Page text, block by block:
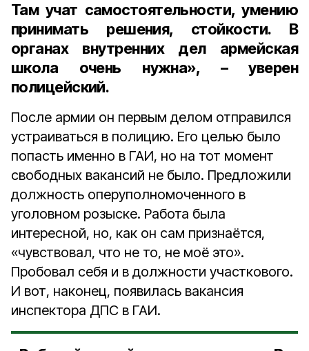
Там учат самостоятельности, умению
принимать решения, стойкости. В
органах внутренних дел армейская
школа очень нужна», – уверен
полицейский.
После армии он первым делом отправился
устраиваться в полицию. Его целью было
попасть именно в ГАИ, но на тот момент
свободных вакансий не было. Предложили
должность оперуполномоченного в
уголовном розыске. Работа была
интересной, но, как он сам признаётся,
«чувствовал, что не то, не моё это».
Пробовал себя и в должности участкового.
И вот, наконец, появилась вакансия
инспектора ДПС в ГАИ.